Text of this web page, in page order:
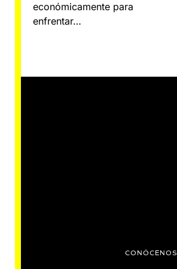
económicamente para
enfrentar…
CONÓCENOS